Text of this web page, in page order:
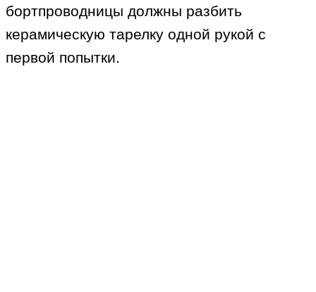
бортпроводницы должны разбить
керамическую тарелку одной рукой с
первой попытки.